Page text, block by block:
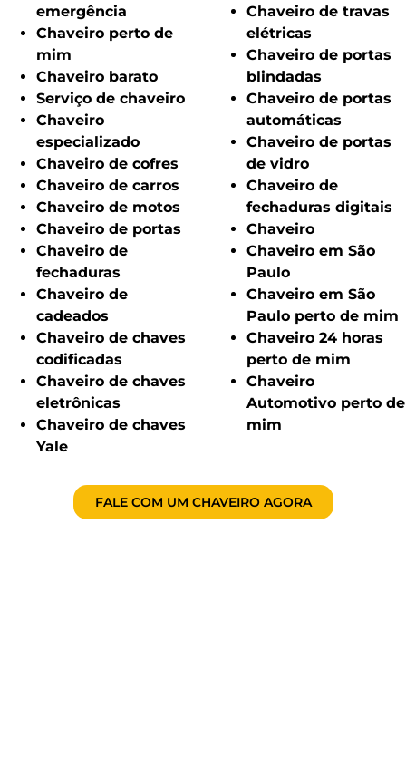
emergência
Chaveiro perto de
mim
Chaveiro barato
Serviço de chaveiro
Chaveiro
especializado
Chaveiro de cofres
Chaveiro de carros
Chaveiro de motos
Chaveiro de portas
Chaveiro de
fechaduras
Chaveiro de
cadeados
Chaveiro de chaves
codificadas
Chaveiro de chaves
eletrônicas
Chaveiro de chaves
Yale
Chaveiro de travas
elétricas
Chaveiro de portas
blindadas
Chaveiro de portas
automáticas
Chaveiro de portas
de vidro
Chaveiro de
fechaduras digitais
Chaveiro
Chaveiro em São
Paulo
Chaveiro em São
Paulo perto de mim
Chaveiro 24 horas
perto de mim
Chaveiro
Automotivo perto de
mim
FALE COM UM CHAVEIRO AGORA